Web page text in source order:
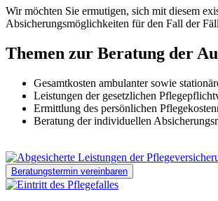
Wir möchten Sie ermutigen, sich mit diesem
Absicherungsmöglichkeiten für den Fall der
Themen zur Beratung der
Gesamtkosten ambulanter sowie
Leistungen der gesetzlichen
Ermittlung des persönlichen
Beratung der individuellen
Beratungstermin vereinbaren